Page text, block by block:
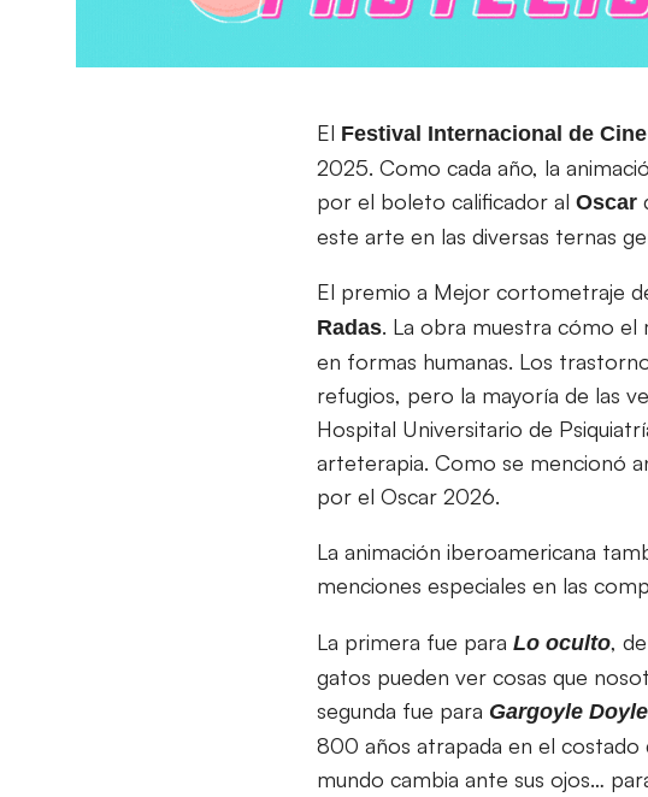
El Festival Internacional de
2025. Como cada año, la
por el boleto calificador al Oscar
este arte en las diversas ternas
El premio a Mejor cortometraje
Radas. La obra muestra cómo el
en formas humanas. Los
refugios, pero la mayoría de las
Hospital Universitario de
arteterapia. Como se mencionó
por el Oscar 2026.
La animación iberoamericana
menciones especiales en las
La primera fue para Lo oculto, de
gatos pueden ver cosas que
segunda fue para Gargoyle Doyle
800 años atrapada en el
mundo cambia ante sus ojos…